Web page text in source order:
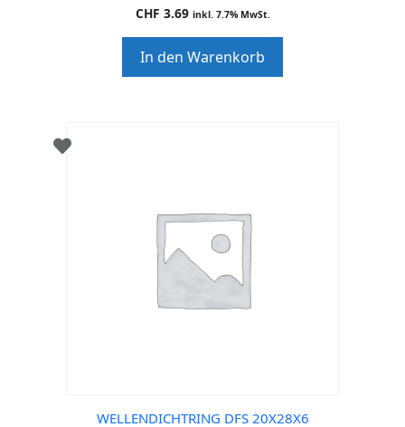
0
o
o
f
5
CHF 3.69 inkl. 7.7% MwSt.
In den Warenkorb
WELLENDICHTRING DFS 20X28X6